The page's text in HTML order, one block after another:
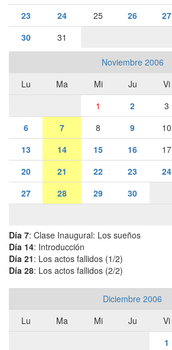
23
24 25 26 27
30
31
Noviembre 2006
Lu
Ma Mi Ju Vi
1
2 3
6
7 8 9 10
13
14 15 16 17
20
21 22 23 24
27
28 29 30
Día 7: Clase Inaugural: Los sueños
Día 14: Introducción
Día 21: Los actos fallidos (1/2)
Día 28: Los actos fallidos (2/2)
Diciembre 2006
Lu
Ma Mi Ju Vi
1